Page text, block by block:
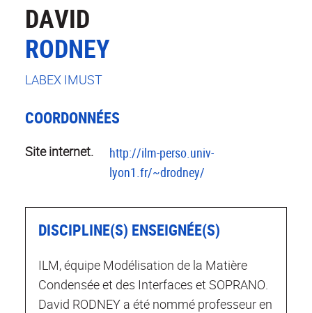
DAVID
RODNEY
LABEX IMUST
COORDONNÉES
Site internet.
http://ilm-perso.univ-
lyon1.fr/~drodney/
DISCIPLINE(S) ENSEIGNÉE(S)
ILM, équipe Modélisation de la Matière
Condensée et des Interfaces et SOPRANO.
David RODNEY a été nommé professeur en